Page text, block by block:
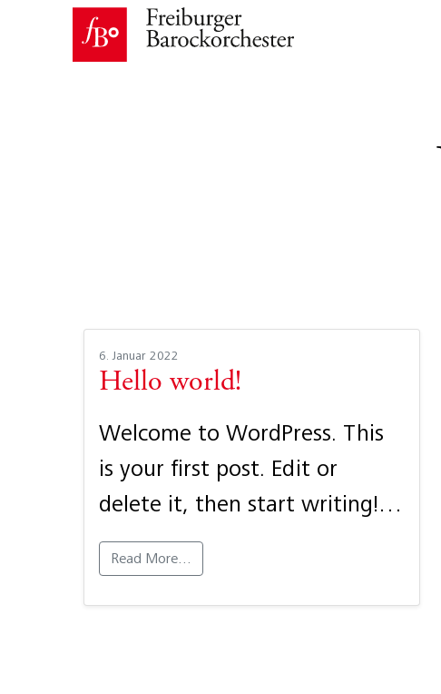
6. Januar 2022
Hello world!
Welcome to WordPress. This
is your first post. Edit or
delete it, then start writing!…
Read More…